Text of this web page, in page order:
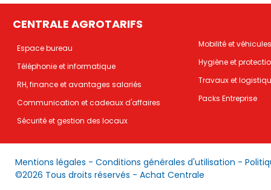
CENTRALE AGROTARIFS
Espace bureau
Téléphonie et informatique
RH, finance et avantages salariés
Communication et cadeaux d'affaires
Sécurité et gestion des locaux
Mobilité et véhicules
Hygiène et
Travaux et
Packs Entreprise
Mentions légales - Conditions générales d'utilisation -
©2026 Tous droits réservés - Achat Centrale